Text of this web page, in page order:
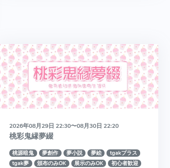
2026年08月29日 22:30〜08月30日 22:20
桃彩鬼縁夢綴
桃源暗鬼 夢創作 夢小説 夢絵
tgakプラス
tgak夢
頒布のみOK 展示のみOK 初心者歓迎